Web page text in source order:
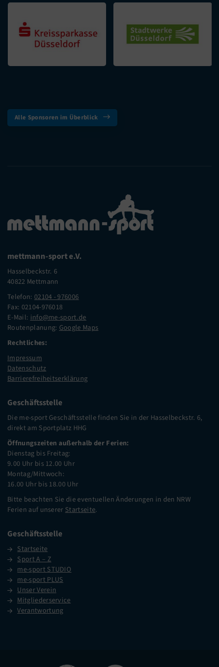
Alle Sponsoren im Überblick
mettmann-sport e.V.
Hasselbeckstr. 6
40822 Mettmann
Telefon: 02104 - 976006
Fax: 02104-976018
E-Mail: info@me-sport.de
Routenplanung: Google Maps
Rechtliches:
Impressum
Datenschutz
Barrierefreiheitserklärung
Geschäftsstelle
Die me-sport Geschäftsstelle finden Sie in der Hasselbeckstr. 6,
direkt am Sportplatz HHG
Öffnungszeiten außerhalb der Ferien:
Dienstag bis Freitag:
9.00 Uhr bis 12.00 Uhr
Montag/Mittwoch:
16.00 Uhr bis 18.00 Uhr
Bitte beachten Sie die eventuellen Änderungen in den NRW
Ferien auf unserer Startseite.
Geschäftsstelle
Startseite
Sport A – Z
me-sport STUDIO
me-sport PLUS
Unser Verein
Mitgliederservice
Verantwortung